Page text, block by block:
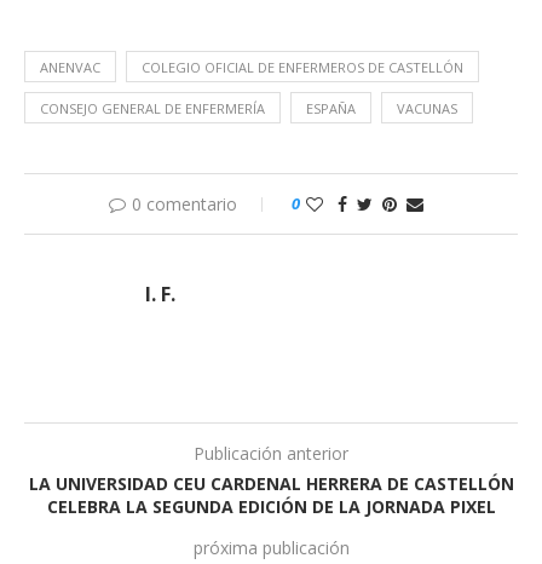
ANENVAC COLEGIO OFICIAL DE ENFERMEROS DE CASTELLÓN
CONSEJO GENERAL DE ENFERMERÍA ESPAÑA VACUNAS
0 comentario 0
I. F.
Publicación anterior
LA UNIVERSIDAD CEU CARDENAL HERRERA DE CASTELLÓN
CELEBRA LA SEGUNDA EDICIÓN DE LA JORNADA PIXEL
próxima publicación